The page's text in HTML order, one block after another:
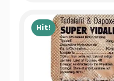
Hit!